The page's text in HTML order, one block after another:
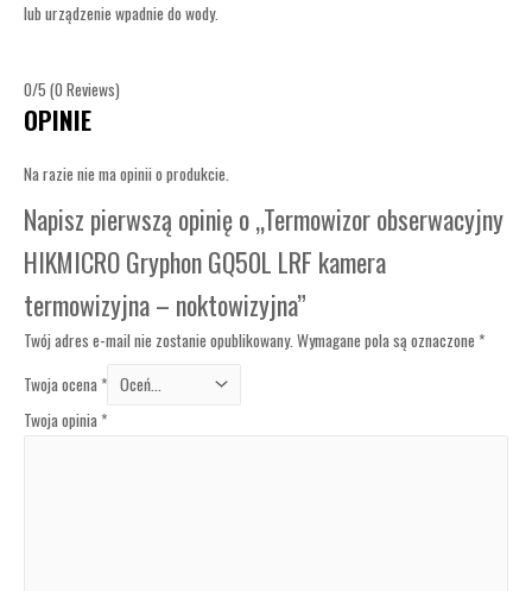
lub urządzenie wpadnie do wody.
0/5 (0 Reviews)
OPINIE
Na razie nie ma opinii o produkcie.
Napisz pierwszą opinię o „Termowizor obserwacyjny
HIKMICRO Gryphon GQ50L LRF kamera
termowizyjna – noktowizyjna”
Twój adres e-mail nie zostanie opublikowany. Wymagane pola są oznaczone *
Twoja ocena *
Twoja opinia*